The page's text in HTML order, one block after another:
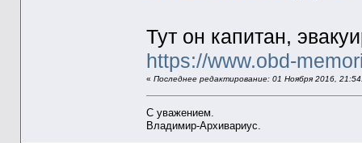
Тут он капитан,
https://www.obd-
« Последнее редактирование: 01 Ноября 2016,
С уважением.
Владимир-Архивариус.